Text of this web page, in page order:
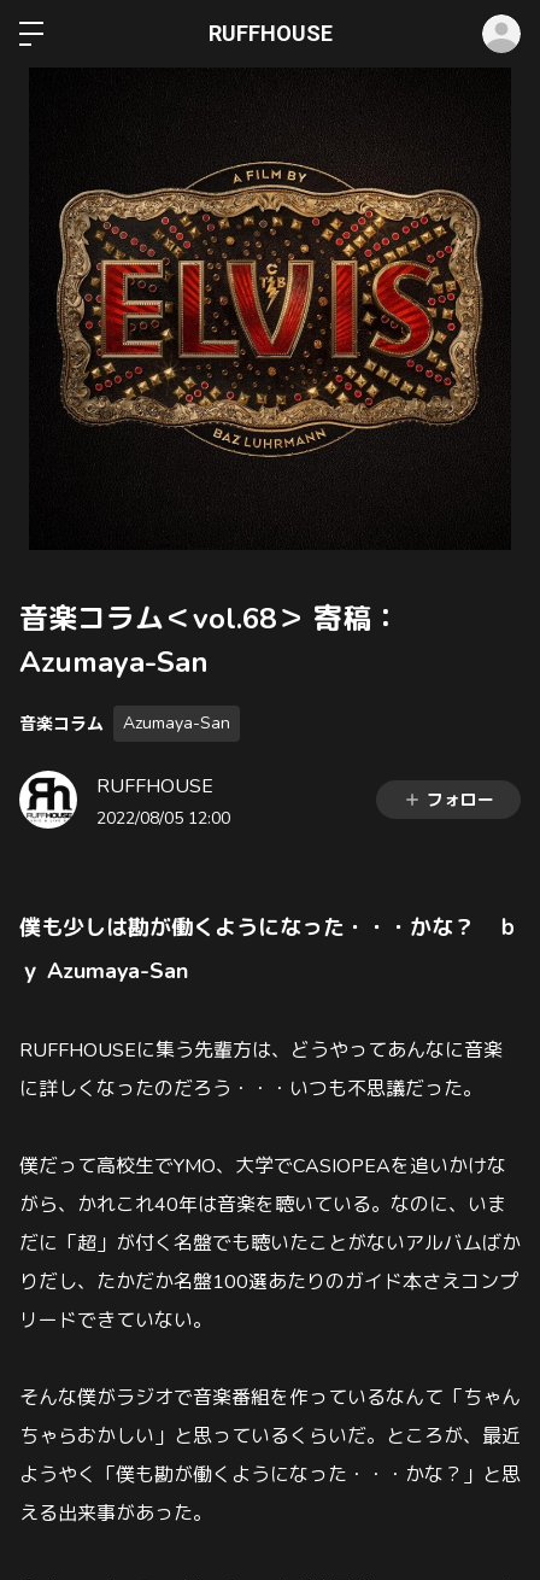
RUFFHOUSE
音楽コラム＜vol.68＞ 寄稿：
Azumaya-San
音楽コラム Azumaya-San
RUFFHOUSE
2022/08/05 12:00
フォロー
僕も少しは勘が働くようになった・・・かな？ ｂ
ｙ Azumaya-San
RUFFHOUSEに集う先輩方は、どうやってあんなに音楽
に詳しくなったのだろう・・・いつも不思議だった。
僕だって高校生でYMO、大学でCASIOPEAを追いかけな
がら、かれこれ40年は音楽を聴いている。なのに、いま
だに「超」が付く名盤でも聴いたことがないアルバムばか
りだし、たかだか名盤100選あたりのガイド本さえコンプ
リードできていない。
そんな僕がラジオで音楽番組を作っているなんて「ちゃん
ちゃらおかしい」と思っているくらいだ。ところが、最近
ようやく「僕も勘が働くようになった・・・かな？」と思
える出来事があった。